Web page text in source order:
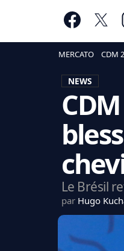
MERCATO CDM
NEWS
Le Brésil
par Hugo